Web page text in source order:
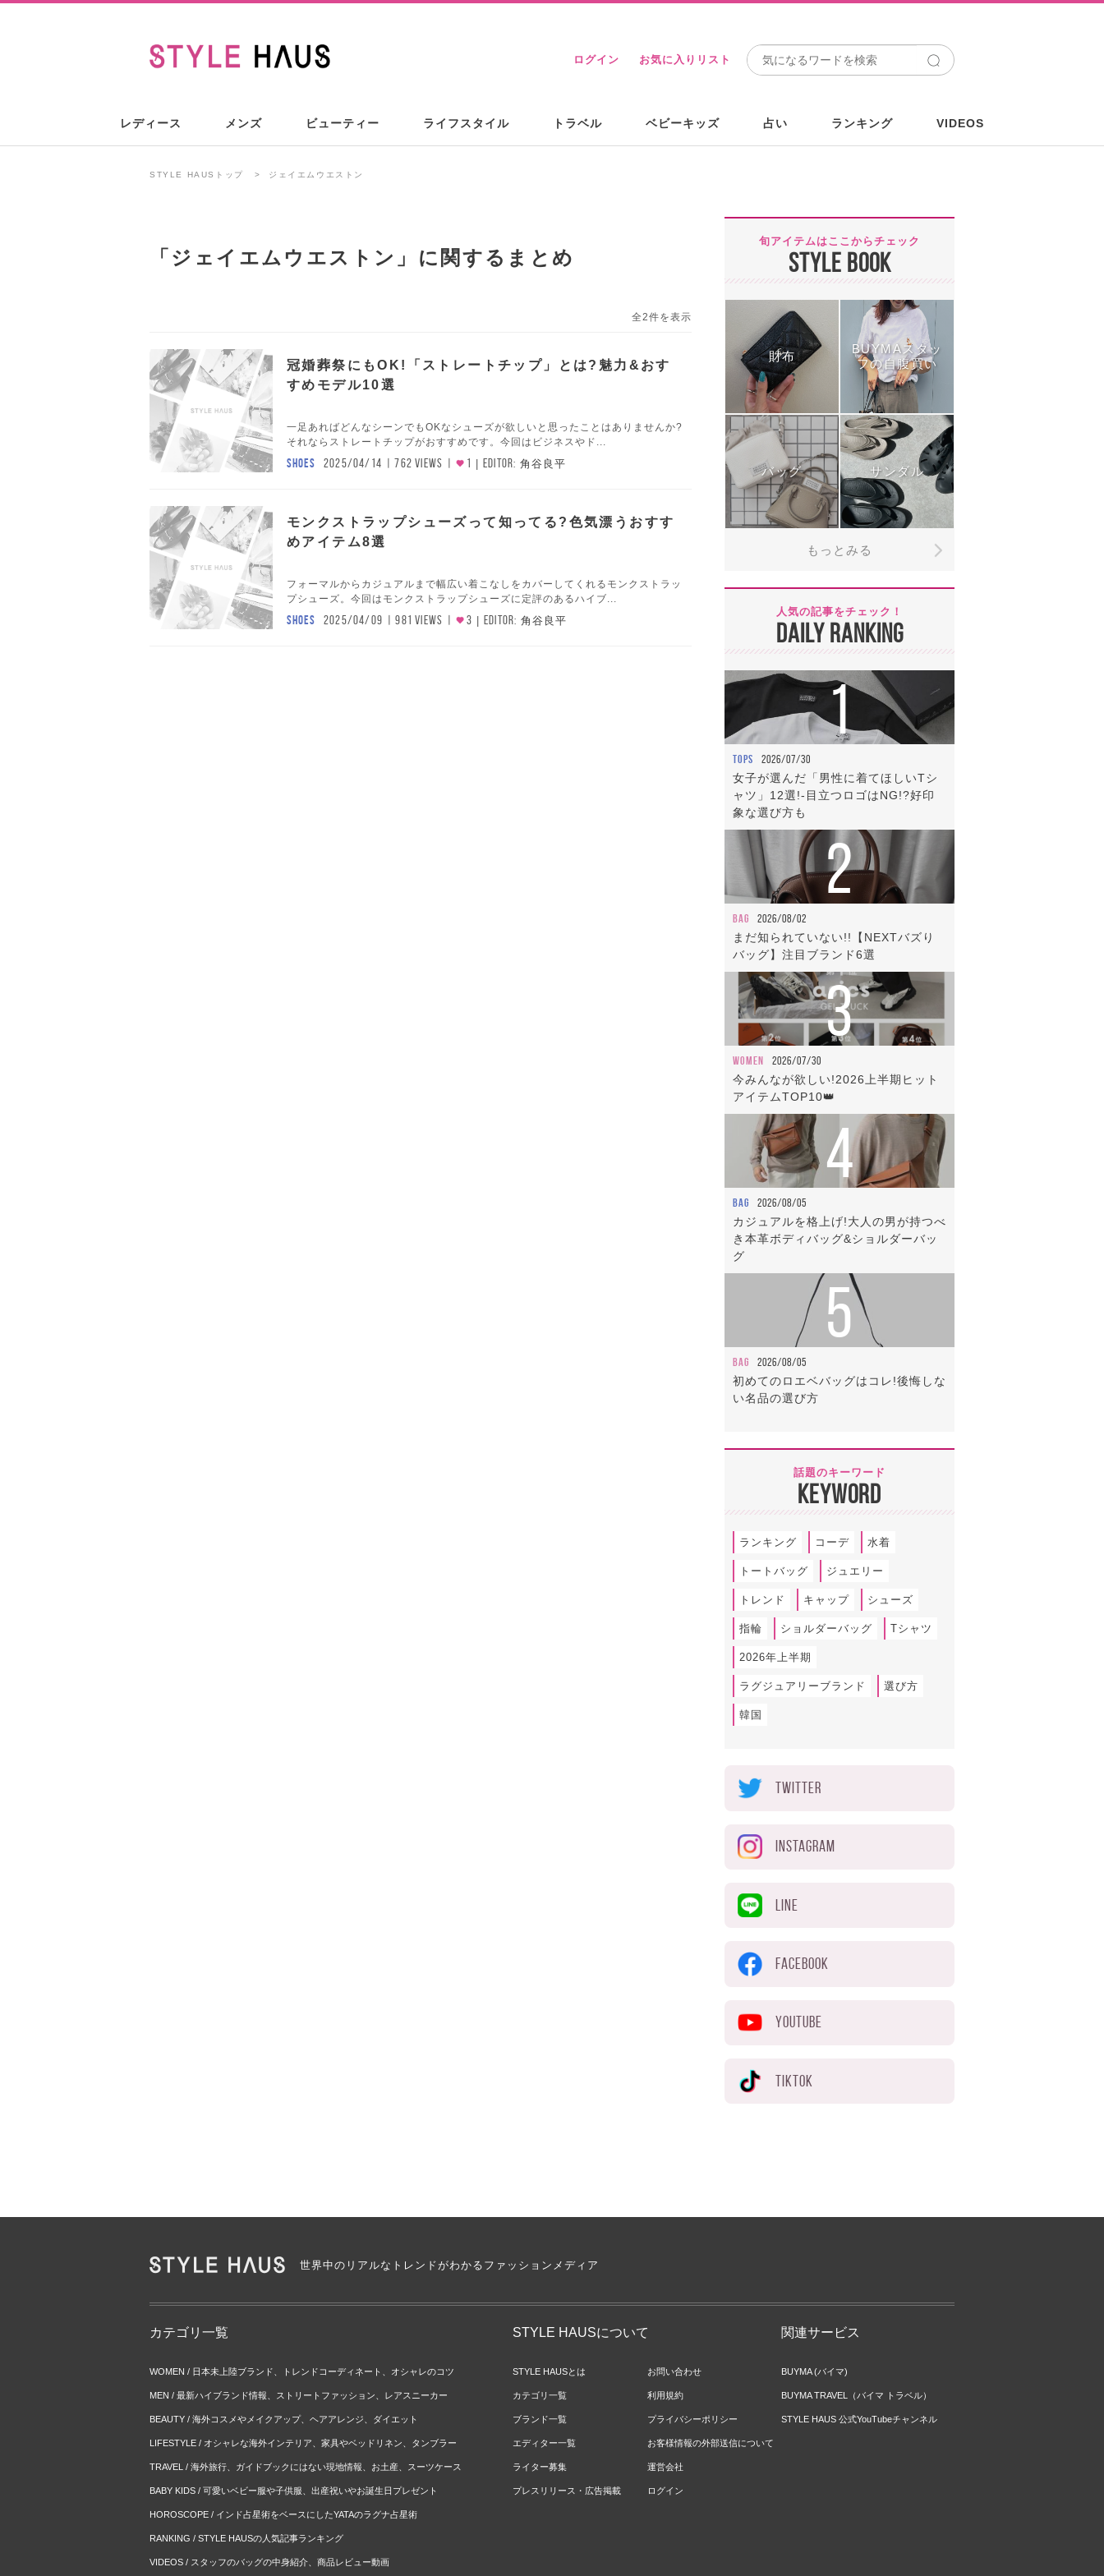
ログイン お気に入りリスト
レディース メンズ ビューティー ライフスタイル トラベル ベビーキッズ 占い ランキング VIDEOS
STYLE HAUSトップ ジェイエムウエストン
「ジェイエムウエストン 」に関するまとめ
全2件を表示
冠婚葬祭にもOK!「ストレートチップ」とは?魅力&おす
すめモデル10選
一足あればどんなシーンでもOKなシューズが欲しいと思ったことはありませんか?
それならストレートチップがおすすめです。今回はビジネスやド...
SHOES 2025/04/14 762 VIEWS 1 EDITOR: 角谷良平
モンクストラップシューズって知ってる?色気漂うおすす
めアイテム8選
フォーマルからカジュアルまで幅広い着こなしをカバーしてくれるモンクストラッ
プシューズ。今回はモンクストラップシューズに定評のあるハイブ...
SHOES 2025/04/09 981 VIEWS 3 EDITOR: 角谷良平
旬アイテムはここからチェック
STYLE BOOK
財布
BUYMAスタッ
フの自腹買い
バッグ サンダル
もっとみる
人気の記事をチェック！
DAILY RANKING
1
TOPS 2026/07/30
女子が選んだ「男性に着てほしいTシ
ャツ」12選!-目立つロゴはNG!?好印
象な選び方も
2
BAG 2026/08/02
まだ知られていない!!【NEXTバズり
バッグ】注目ブランド6選
3
WOMEN 2026/07/30
今みんなが欲しい!2026上半期ヒット
アイテムTOP10👑
4
BAG 2026/08/05
カジュアルを格上げ!大人の男が持つべ
き本革ボディバッグ&ショルダーバッ
グ
5
BAG 2026/08/05
初めてのロエベバッグはコレ!後悔しな
い名品の選び方
話題のキーワード
KEYWORD
ランキング コーデ 水着
トートバッグ ジュエリー
トレンド キャップ シューズ
指輪 ショルダーバッグ Tシャツ
2026年上半期
ラグジュアリーブランド 選び方
韓国
TWITTER
INSTAGRAM
LINE
FACEBOOK
YOUTUBE
TIKTOK
世界中のリアルなトレンドがわかるファッションメディア
カテゴリ一覧
WOMEN / 日本未上陸ブランド、トレンドコーディネート、オシャレのコツ
MEN / 最新ハイブランド情報、ストリートファッション、レアスニーカー
BEAUTY / 海外コスメやメイクアップ、ヘアアレンジ、ダイエット
LIFESTYLE / オシャレな海外インテリア、家具やベッドリネン、タンブラー
TRAVEL / 海外旅行、ガイドブックにはない現地情報、お土産、スーツケース
BABY KIDS / 可愛いベビー服や子供服、出産祝いやお誕生日プレゼント
HOROSCOPE / インド占星術をベースにしたYATAのラグナ占星術
RANKING / STYLE HAUSの人気記事ランキング
VIDEOS / スタッフのバッグの中身紹介、商品レビュー動画
STYLE HAUSについて
STYLE HAUSとは
カテゴリ一覧
ブランド一覧
エディター一覧
ライター募集
プレスリリース・広告掲載
お問い合わせ
利用規約
プライバシーポリシー
お客様情報の外部送信について
運営会社
ログイン
関連サービス
BUYMA (バイマ)
BUYMA TRAVEL（バイマ トラベル）
STYLE HAUS 公式YouTubeチャンネル